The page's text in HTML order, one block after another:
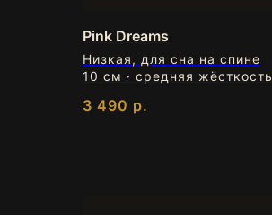
Pink Dreams
Низкая, для сна на спине
10 см · средняя жёсткость
3 490 р.